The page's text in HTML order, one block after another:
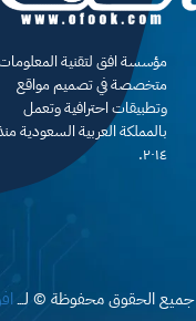
مؤسسة افق لتقنية
متخصصة في تصميم مواقع
وتطبيقات احترافية وتعمل
بالمملكة العربية السعودية
٢٠١٤.
جميع الحقوق محفوظة © لـــ